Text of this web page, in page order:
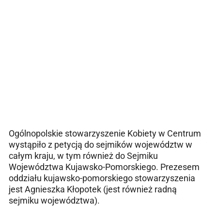
Ogólnopolskie stowarzyszenie Kobiety w Centrum
wystąpiło z petycją do sejmików województw w
całym kraju, w tym również do Sejmiku
Województwa Kujawsko-Pomorskiego. Prezesem
oddziału kujawsko-pomorskiego stowarzyszenia
jest Agnieszka Kłopotek (jest również radną
sejmiku województwa).